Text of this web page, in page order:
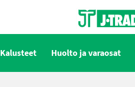
Kalusteet Huolto ja varaosat